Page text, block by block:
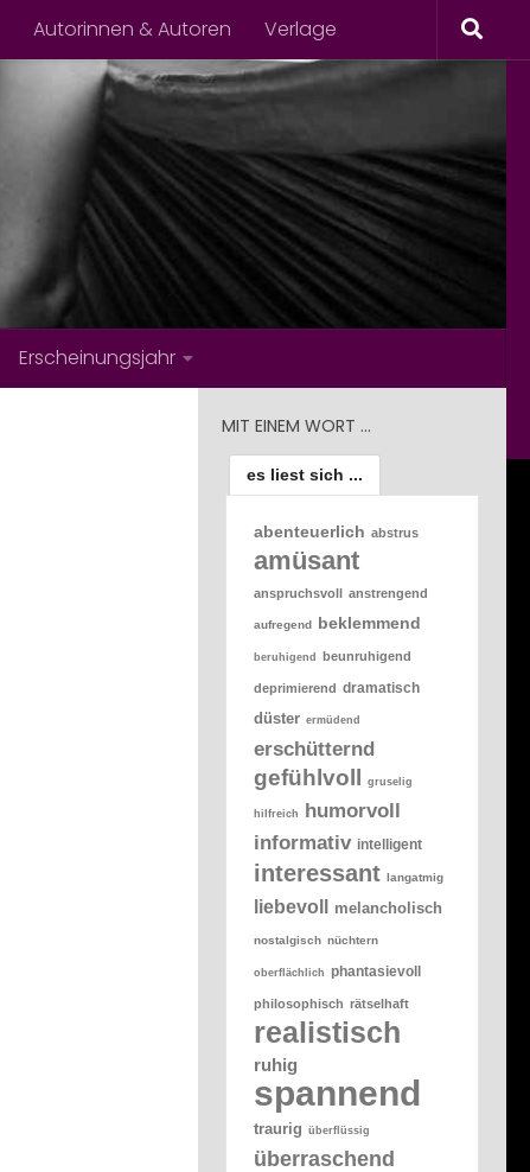
Autorinnen & Autoren Verlage
Erscheinungsjahr
MIT EINEM WORT …
es liest sich ...
abenteuerlich abstrus
amüsant
anspruchsvoll anstrengend
aufregend beklemmend
beruhigend beunruhigend
deprimierend dramatisch
düster ermüdend
erschütternd
gefühlvoll gruselig
hilfreich
humorvoll
informativ intelligent
interessant langatmig
liebevoll melancholisch
nostalgisch nüchtern
oberflächlich phantasievoll
philosophisch rätselhaft
realistisch
ruhig
spannend
traurig überflüssig
überraschend